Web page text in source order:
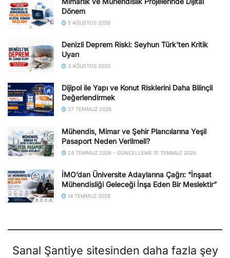
Dönem
5 AĞUSTOS 2026
Denizli Deprem Riski: Seyhun Türk’ten Kritik
Uyarı
3 AĞUSTOS 2026
Dijipol ile Yapı ve Konut Risklerini Daha Bilinçli
Değerlendirmek
27 TEMMUZ 2026
Mühendis, Mimar ve Şehir Plancılarına Yeşil
Pasaport Neden Verilmeli?
24 TEMMUZ 2026 - GÜNCELLEME 31 TEMMUZ 2026
İMO’dan Üniversite Adaylarına Çağrı: “İnşaat
Mühendisliği Geleceği İnşa Eden Bir Meslektir”
14 TEMMUZ 2026
Sanal Şantiye sitesinden daha fazla şey